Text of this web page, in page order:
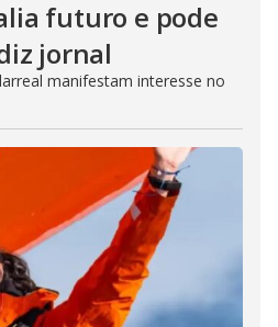
futuro e pode
jornal
manifestam interesse no